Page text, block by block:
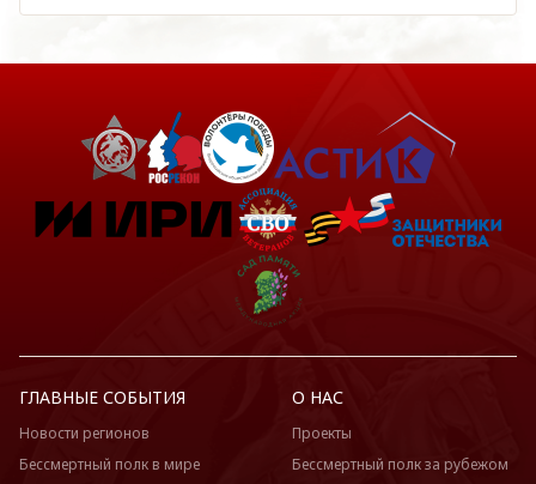
ГЛАВНЫЕ СОБЫТИЯ
Новости регионов
Бессмертный полк в мире
О НАС
Проекты
Бессмертный полк за рубежом